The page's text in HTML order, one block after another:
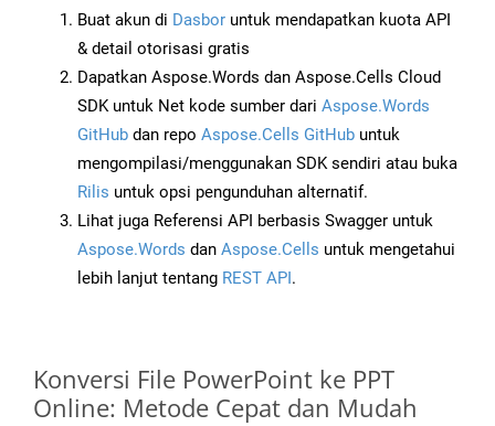
Buat akun di Dasbor untuk mendapatkan kuota API
& detail otorisasi gratis
Dapatkan Aspose.Words dan Aspose.Cells Cloud
SDK untuk Net kode sumber dari Aspose.Words
GitHub dan repo Aspose.Cells GitHub untuk
mengompilasi/menggunakan SDK sendiri atau buka
Rilis untuk opsi pengunduhan alternatif.
Lihat juga Referensi API berbasis Swagger untuk
Aspose.Words dan Aspose.Cells untuk mengetahui
lebih lanjut tentang REST API.
Konversi File PowerPoint ke PPT
Online: Metode Cepat dan Mudah